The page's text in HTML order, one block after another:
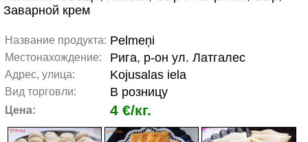
Заварной крем
Название продукта: Pelmeņi
Местонахождение: Рига, р-он ул. Латгалес
Адрес, улица: Kojusalas iela
Вид торговли: В розницу
Цена: 4 €/кг.